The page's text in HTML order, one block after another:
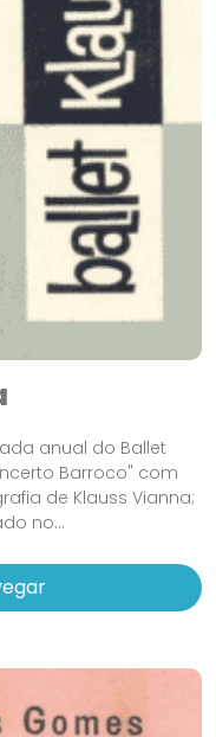
anual do Ballet
Barroco" com
de Klauss Vianna;
no...